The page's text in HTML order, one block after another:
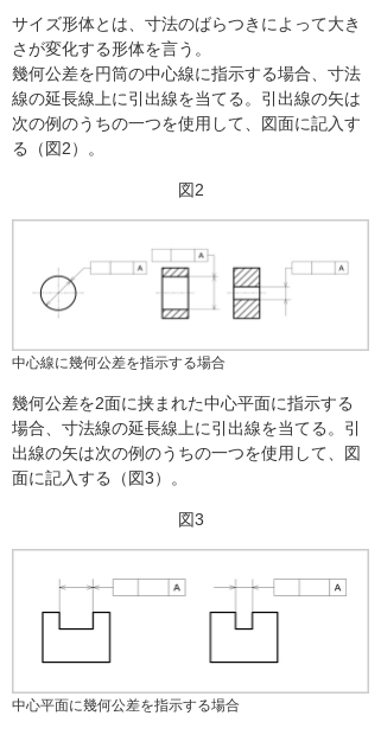
サイズ形体とは、寸法のばらつきによって大き
さが変化する形体を言う。
幾何公差を円筒の中心線に指示する場合、寸法
線の延長線上に引出線を当てる。引出線の矢は
次の例のうちの一つを使用して、図面に記入す
る（図2）。
図2
中心線に幾何公差を指示する場合
幾何公差を2面に挟まれた中心平面に指示する
場合、寸法線の延長線上に引出線を当てる。引
出線の矢は次の例のうちの一つを使用して、図
面に記入する（図3）。
図3
中心平面に幾何公差を指示する場合